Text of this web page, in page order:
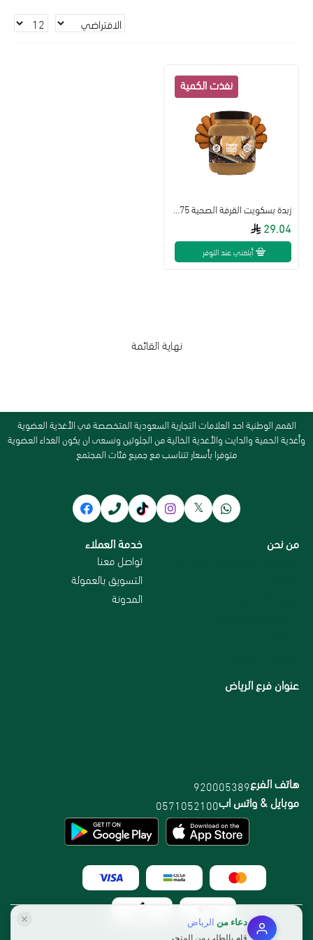
29.04
أبلغني عند التوفر
نهاية القائمة
القمم الوطنية احد العلامات التجارية السعودية المتخصصة في الأغذية العضوية
وأغذية الحمية والدايت والأغذية الخالية من الجلوتين ونسعى ان يكون الغذاء العضوية
متوفرا بأسعار تتناسب مع جميع فئات المجتمع
من نحن خدمة العملاء
تواصل معنا
التسويق بالعمولة
المدونة
عنوان فرع الرياض
هاتف الفرع920005389
موبايل & واتس اب0571052100
دعاء من الرياض
قام بالطلب من المتجر